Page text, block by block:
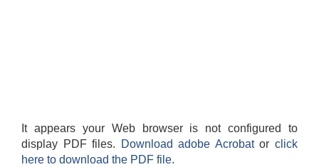
It appears your Web browser is not configured to
display PDF files.
Download adobe Acrobatorclick
here to download the PDF file.